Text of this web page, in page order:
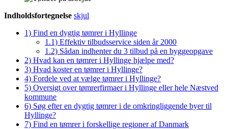
Indholdsfortegnelse skjul
1) Find en dygtig tømrer i Hyllinge
1.1) Effektiv tilbudsservice siden år 2000
1.2) Sådan indhenter du 3 tilbud på en byggeopgave
2) Hvad kan en tømrer i Hyllinge hjælpe med?
3) Hvad koster en tømrer i Hyllinge?
4) Fordele ved at vælge tømrer i Hyllinge?
5) Oversigt over tømrerfirmaer i Hyllinge eller hele Næstved
kommune
6) Søg efter en dygtig tømrer i de omkringliggende byer til
Hyllinge?
7) Find en tømrer i forskellige regioner af Danmark